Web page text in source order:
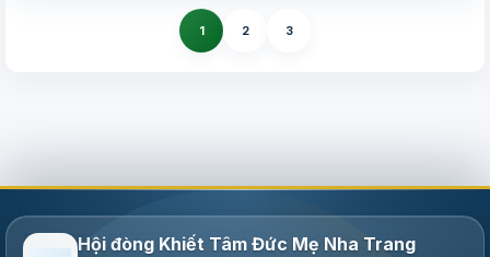
1 2 3
Hội đòng Khiết Tâm Đức Mẹ Nha Trang